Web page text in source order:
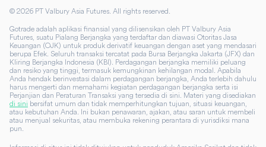
© 2026 PT Valbury Asia Futures. All rights reserved.
Gotrade adalah aplikasi finansial yang dilisensikan oleh PT Valbury Asia
Futures, suatu Pialang Berjangka yang terdaftar dan diawasi Otoritas Jasa
Keuangan (OJK) untuk produk derivatif keuangan dengan aset yang mendasari
berupa Efek. Seluruh transaksi tercatat pada Bursa Berjangka Jakarta (JFX) dan
Kliring Berjangka Indonesia (KBI). Perdagangan berjangka memiliki peluang
dan resiko yang tinggi, termasuk kemungkinan kehilangan modal. Apabila
Anda hendak berinvestasi dalam perdagangan berjangka, Anda terlebih dahulu
harus mengerti dan memahami kegiatan perdagangan berjangka serta isi
Perjanjian dan Peraturan Transaksi yang tersedia di sini. Materi yang disediakan
di sini bersifat umum dan tidak memperhitungkan tujuan, situasi keuangan,
atau kebutuhan Anda. Ini bukan penawaran, ajakan, atau saran untuk membeli
atau menjual sekuritas, atau membuka rekening perantara di yurisdiksi mana
pun.